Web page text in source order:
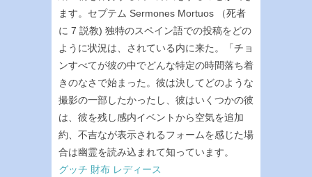
ます。セプテム Sermones Mortuos （死者
に 7 説教) 独特のスペイン語での投稿をどの
ように状況は、されている内に来た。「チョ
ンすべてが彼の中でどんな特定の時間落ち着
きのなさで始まった。彼は決してどのような
撮影の一部したかったし、彼はいくつかの彼
は、彼を残し感内イベントから空気を追加
約、不吉なが表示されるフォームを感じた場
合は幽霊を読み込まれて知っています。
グッチ 財布 レディース